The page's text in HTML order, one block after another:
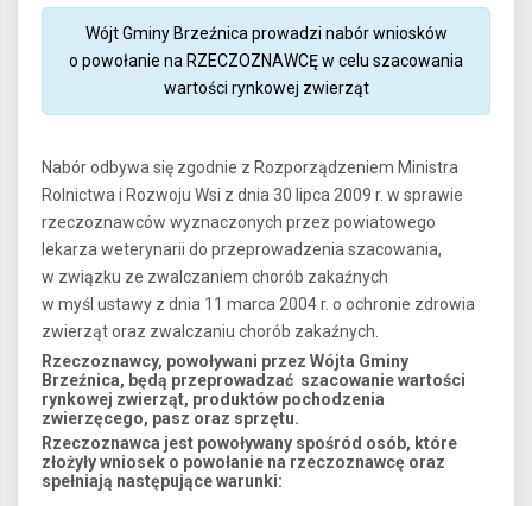
Wójt Gminy Brzeźnica prowadzi nabór wniosków
o powołanie na RZECZOZNAWCĘ w celu szacowania
wartości rynkowej zwierząt
Nabór odbywa się zgodnie z Rozporządzeniem Ministra
Rolnictwa i Rozwoju Wsi z dnia 30 lipca 2009 r. w sprawie
rzeczoznawców wyznaczonych przez powiatowego
lekarza weterynarii do przeprowadzenia szacowania,
w związku ze zwalczaniem chorób zakaźnych
w myśl ustawy z dnia 11 marca 2004 r. o ochronie zdrowia
zwierząt oraz zwalczaniu chorób zakaźnych.
Rzeczoznawcy, powoływani przez Wójta Gminy
Brzeźnica, będą przeprowadzać szacowanie wartości
rynkowej zwierząt, produktów pochodzenia
zwierzęcego, pasz oraz sprzętu.
Rzeczoznawca jest powoływany spośród osób, które
złożyły wniosek o powołanie na rzeczoznawcę oraz
spełniają następujące warunki: